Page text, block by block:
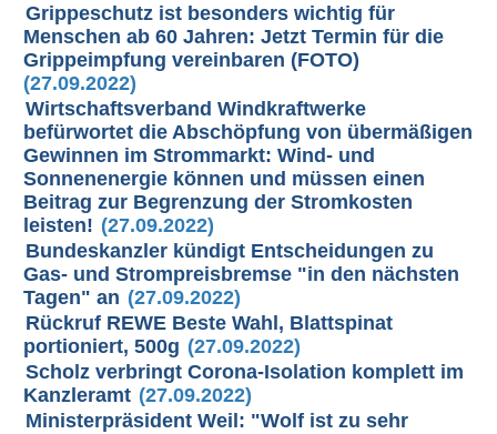
Grippeschutz ist besonders wichtig für
Menschen ab 60 Jahren: Jetzt Termin für die
Grippeimpfung vereinbaren (FOTO)
(27.09.2022)
Wirtschaftsverband Windkraftwerke
befürwortet die Abschöpfung von übermäßigen
Gewinnen im Strommarkt: Wind- und
Sonnenenergie können und müssen einen
Beitrag zur Begrenzung der Stromkosten
leisten! (27.09.2022)
Bundeskanzler kündigt Entscheidungen zu
Gas- und Strompreisbremse "in den nächsten
Tagen" an (27.09.2022)
Rückruf REWE Beste Wahl, Blattspinat
portioniert, 500g (27.09.2022)
Scholz verbringt Corona-Isolation komplett im
Kanzleramt (27.09.2022)
Ministerpräsident Weil: "Wolf ist zu sehr